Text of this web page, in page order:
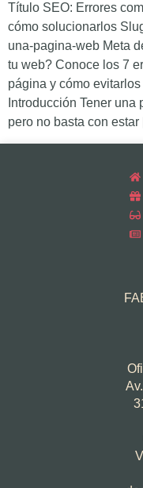
Título SEO: Errores
cómo solucionarlos
una-pagina-web Meta
tu web? Conoce los 7
página y cómo
Introducción Tener
pero no basta con